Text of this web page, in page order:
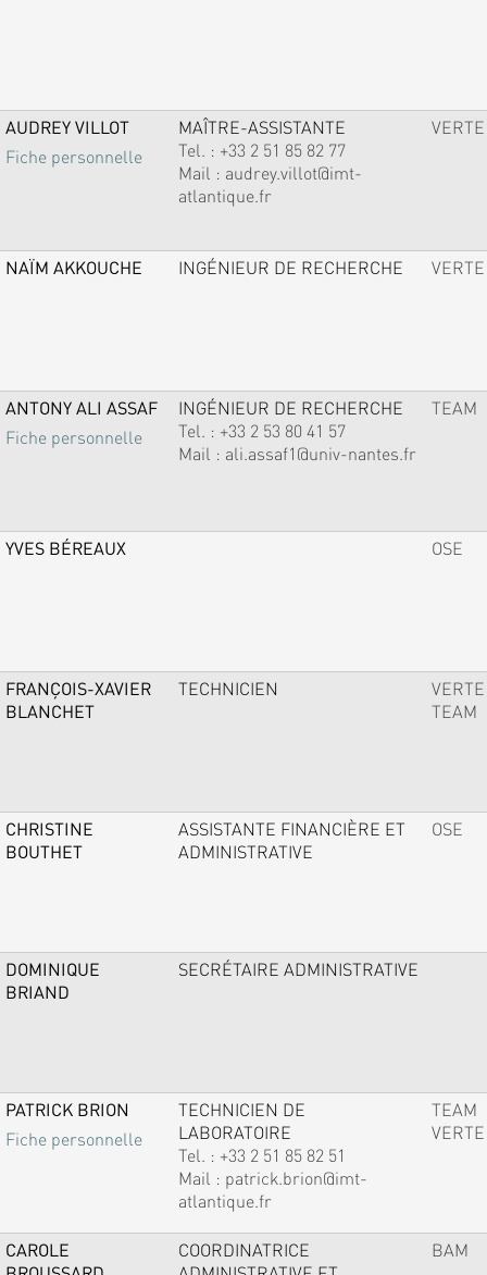
AUDREY VILLOT
Fiche personnelle
MAÎTRE-ASSISTANTE
Tel. : +33 2 51 85 82 77
Mail : audrey.villot@imt-
atlantique.fr
VERTE
NAÏM AKKOUCHE INGÉNIEUR DE RECHERCHE VERTE
ANTONY ALI ASSAF
Fiche personnelle
INGÉNIEUR DE RECHERCHE
Tel. : +33 2 53 80 41 57
Mail : ali.assaf1@univ-nantes.fr
TEAM
YVES BÉREAUX OSE
FRANÇOIS-XAVIER
BLANCHET
TECHNICIEN
VERTE
TEAM
CHRISTINE
BOUTHET
ASSISTANTE FINANCIÈRE ET
ADMINISTRATIVE
OSE
DOMINIQUE
BRIAND
SECRÉTAIRE ADMINISTRATIVE
PATRICK BRION
Fiche personnelle
TECHNICIEN DE
LABORATOIRE
Tel. : +33 2 51 85 82 51
Mail : patrick.brion@imt-
atlantique.fr
TEAM
VERTE
CAROLE
COORDINATRICE
BAM